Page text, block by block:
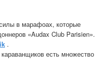
в марафоах, которые
«Audax Club Parisien».
.
есть множество